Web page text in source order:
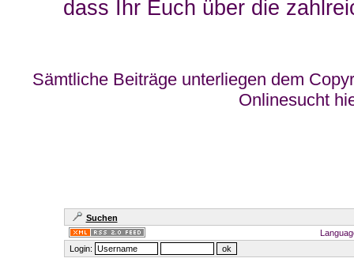
dass Ihr Euch über die
Sämtliche Beiträge unterliegen dem
Onlinesucht
Suchen
Login: